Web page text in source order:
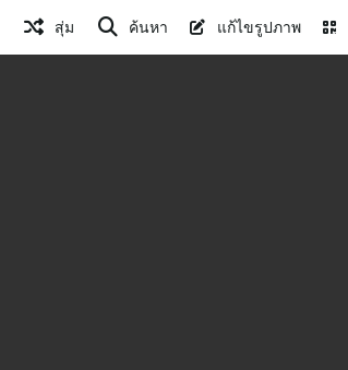
สุ่ม ค้นหา แก้ไขรูปภาพ